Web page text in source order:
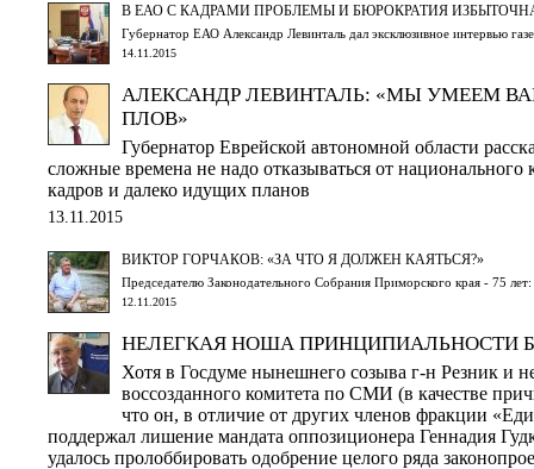
В ЕАО С КАДРАМИ ПРОБЛЕМЫ И БЮРОКРАТИЯ
Губернатор ЕАО Александр Левинталь дал эксклюзивное интервью
14.11.2015
АЛЕКСАНДР ЛЕВИНТАЛЬ: «МЫ УМЕЕМ
ПЛОВ»
Губернатор Еврейской автономной области
сложные времена не надо отказываться от национального
кадров и далеко идущих планов
13.11.2015
ВИКТОР ГОРЧАКОВ: «ЗА ЧТО Я ДОЛЖЕН КАЯТЬСЯ?»
Председателю Законодательного Собрания Приморского края - 75
12.11.2015
НЕЛЕГКАЯ НОША ПРИНЦИПИАЛЬНОСТИ
Хотя в Госдуме нынешнего созыва г-н Резник и
воссозданного комитета по СМИ (в качестве
что он, в отличие от других членов фракции
поддержал лишение мандата оппозиционера Геннадия
удалось пролоббировать одобрение целого ряда